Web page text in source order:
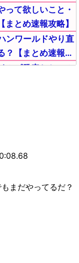
【まとめ速報攻
って欲しいこと・
とめ速報攻略】
ンワールドやり直
？【まとめ速報攻
ルズ発表とセール
】
スボーン、サン
った←この意見は
攻略】
後悔した武器がこ
まだやってるだ？